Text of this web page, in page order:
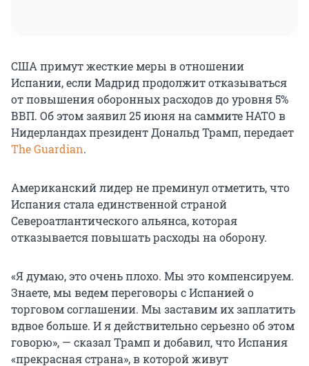
США примут жесткие меры в отношении
Испании, если Мадрид продолжит отказываться
от повышения оборонных расходов до уровня 5%
ВВП. Об этом заявил 25 июня на саммите НАТО в
Нидерландах президент Дональд Трамп, передает
The Guardian.
Американский лидер не преминул отметить, что
Испания стала единственной страной
Североатлантического альянса, которая
отказывается повышать расходы на оборону.
«Я думаю, это очень плохо. Мы это компенсируем.
Знаете, мы ведем переговоры с Испанией о
торговом соглашении. Мы заставим их заплатить
вдвое больше. И я действительно серьезно об этом
говорю», — сказал Трамп и добавил, что Испания
«прекрасная страна», в которой живут